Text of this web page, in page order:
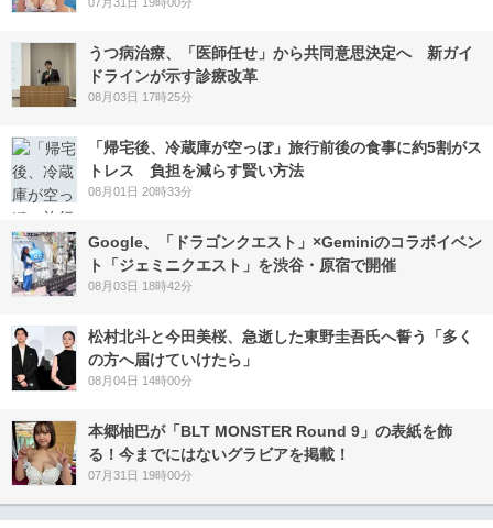
うつ病治療、「医師任せ」から共同意思決定へ 新ガイ
ドラインが示す診療改革
08月03日 17時25分
「帰宅後、冷蔵庫が空っぽ」旅行前後の食事に約5割がス
トレス 負担を減らす賢い方法
08月01日 20時33分
Google、「ドラゴンクエスト」×Geminiのコラボイベン
ト「ジェミニクエスト」を渋谷・原宿で開催
08月03日 18時42分
松村北斗と今田美桜、急逝した東野圭吾氏へ誓う「多く
の方へ届けていけたら」
08月04日 14時00分
本郷柚巴が「BLT MONSTER Round 9」の表紙を飾
る！今までにはないグラビアを掲載！
07月31日 19時00分